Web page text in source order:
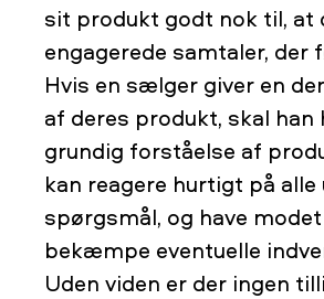
sit produkt godt nok til, at
engagerede samtaler, der
Hvis en sælger giver en
af deres produkt, skal han
grundig forståelse af
kan reagere hurtigt på alle
spørgsmål, og have
bekæmpe eventuelle
Uden viden er der ingen